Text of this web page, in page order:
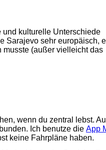
kulturelle Unterschiede
Sarajevo sehr europäisch,
musste (außer vielleicht das
wenn du zentral lebst.
Ich benutze die App
keine Fahrpläne haben.